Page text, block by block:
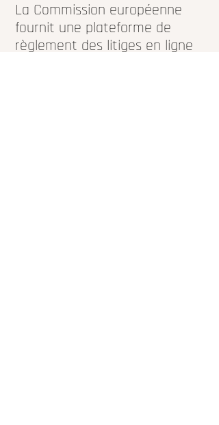
La Commission européenne
fournit une plateforme de
règlement des litiges en ligne